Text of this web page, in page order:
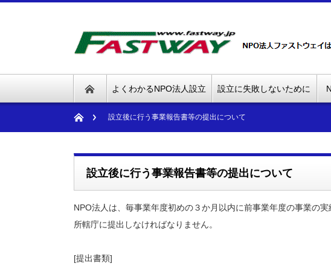
よくわかるNPO法人設立 設立に失敗しないために
設立後に行う事業報告書等の提出について
設立後に行う事業報告書等の提出について
NPO法人は、毎事業年度初めの３か月以内に前事業年度の事業の
所轄庁に提出しなければなりません。
[提出書類]